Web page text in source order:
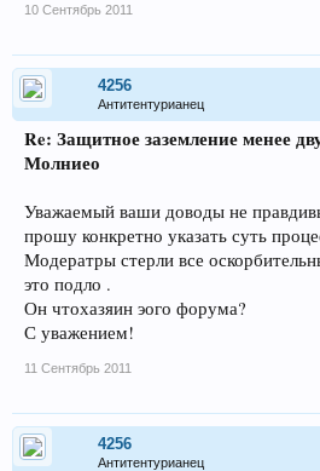
10 Сентябрь 2011
4256
Антитентурианец
Re: Защитное заземление менее
Молниео
Уважаемый ваши доводы не
прошу конкретно указать суть
Модератры стерли все
это подло .
Он чтохазяин эого форума?
С уважением!
11 Сентябрь 2011
4256
Антитентурианец